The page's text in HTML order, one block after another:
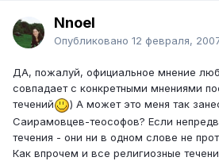
Nnoel
Опубликовано 12 февраля,
ДА, пожалуй, официальное мнение
совпадает с конкретными мнениями
течений
) А может это меня так
Саирамовцев-теософов? Если
течения - они ни в одном слове не
Как впрочем и все религиозные